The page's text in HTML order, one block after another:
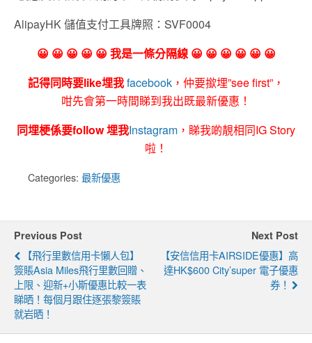
AlipayHK 儲值支付工具牌照：SVF0004
😀 😀 😀 😀 😀 我是一條分隔線 😀 😀 😀 😀 😀 😀
記得同時要like埋我facebook ，仲要撳埋”see first”，
咁先會第一時間睇到我出既最新優惠！
同埋梗係要follow 埋我Instagram ，睇我啲靚相同IG Story
啦！
Categories: 最新優惠
Previous Post
【飛行里數信用卡懶人包】
簽賬Asia Miles飛行里數回贈、
上限、迎新+小斯優惠比較一表
睇晒！每個月跟住逐張黎簽賬
就岩晒！
Next Post
【安信信用卡AIRSIDE優惠】高
達HK$600 City’super 電子優惠
券！